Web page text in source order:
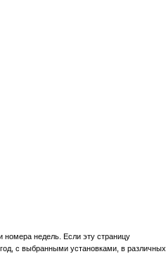
номера недель. Если эту страницу
с выбранными установками, в различных